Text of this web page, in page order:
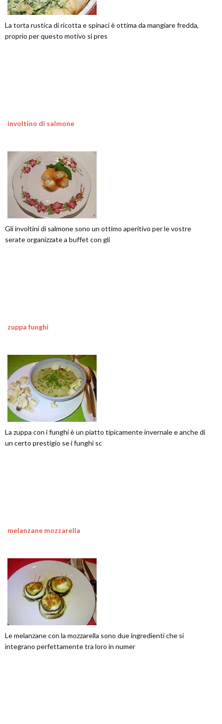
La torta rustica di ricotta e spinaci è ottima da mangiare fredda,
proprio per questo motivo si pres
involtino di salmone
Gli involtini di salmone sono un ottimo aperitivo per le vostre
serate organizzate a buffet con gli
zuppa funghi
La zuppa con i funghi è un piatto tipicamente invernale e anche di
un certo prestigio se i funghi sc
melanzane mozzarella
Le melanzane con la mozzarella sono due ingredienti che si
integrano perfettamente tra loro in numer